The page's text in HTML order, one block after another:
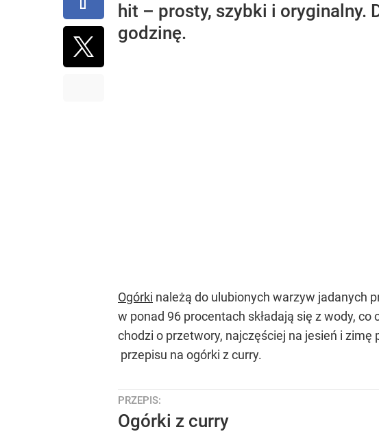
hit – prosty, szybki i oryginalny.
godzinę.
Ogórki należą do ulubionych warzyw jadanych
w ponad 96 procentach składają się z wody,
chodzi o przetwory, najczęściej na jesień i
przepisu na ogórki z curry.
PRZEPIS:
Ogórki z curry